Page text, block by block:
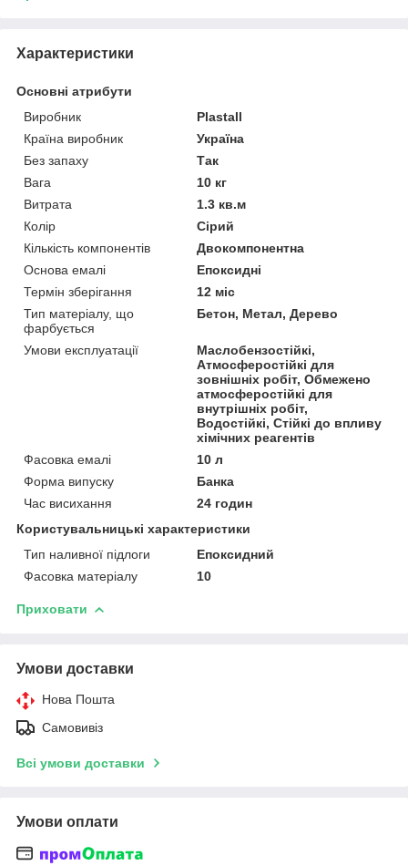
Характеристики
Основні атрибути
Виробник
Plastall
Країна виробник
Україна
Без запаху
Так
Вага
10 кг
Витрата
1.3 кв.м
Колір
Сірий
Кількість компонентів
Двокомпонентна
Основа емалі
Епоксидні
Термін зберігання
12 міс
Тип матеріалу, що
фарбується
Бетон, Метал, Дерево
Умови експлуатації
Маслобензостійкі,
Атмосферостійкі для
зовнішніх робіт, Обмежено
атмосферостійкі для
внутрішніх робіт,
Водостійкі, Стійкі до впливу
хімічних реагентів
Фасовка емалі
10 л
Форма випуску
Банка
Час висихання
24 годин
Користувальницькі характеристики
Тип наливної підлоги
Епоксидний
Фасовка матеріалу
10
Приховати
Умови доставки
Нова Пошта
Самовивіз
Всі умови доставки
Умови оплати